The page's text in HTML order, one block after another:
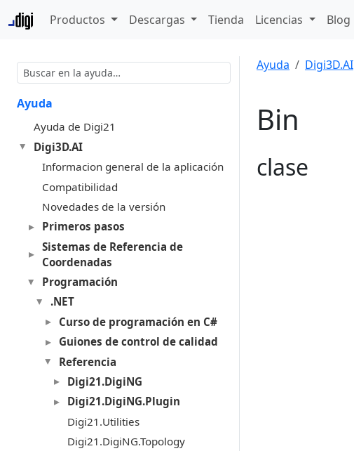
Productos Descargas Tienda Licencias Blog
Ayuda
Ayuda de Digi21
Digi3D.AI
Informacion general de la aplicación
Compatibilidad
Novedades de la versión
Primeros pasos
Sistemas de Referencia de
Coordenadas
Programación
.NET
Curso de programación en C#
Guiones de control de calidad
Referencia
Digi21.DigiNG
Digi21.DigiNG.Plugin
Digi21.Utilities
Digi21.DigiNG.Topology
Ayuda Digi3D.AI
Bin
clase